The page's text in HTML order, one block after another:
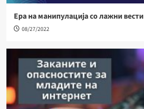
Ера на манипулација со лажни вести
08/27/2022